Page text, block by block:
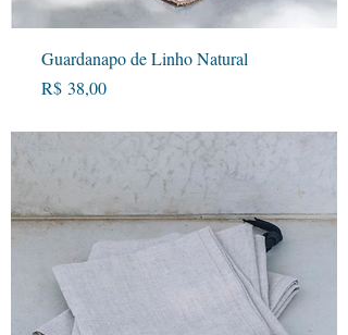
Guardanapo de Linho Natural
Preço
R$ 38,00